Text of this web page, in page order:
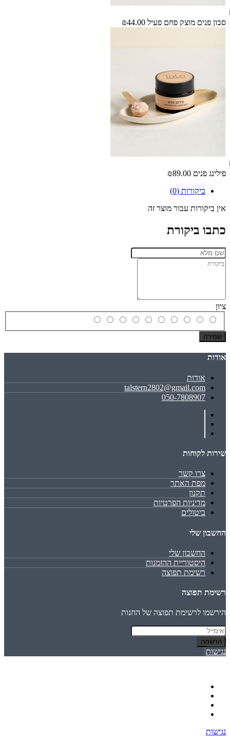
סבון פנים מוצק פחם פעיל ₪44.00
פילינג פנים ₪89.00
ביקורות (0)
אין ביקורות עבור מוצר זה
כתבו ביקורת
ציון
שמירה
אודות
אודות
talstern2802@gmail.com
050-7808907
שירות לקוחות
צרו קשר
מפת האתר
תקנון
מדיניות הפרטיות
ביטולים
החשבון שלי
החשבון שלי
היסטוריית ההזמנות
רשימת תפוצה
רשימת תפוצה
הירשמו לרשימת תפוצה של החנות
הרשמה
נגישות
נגישות